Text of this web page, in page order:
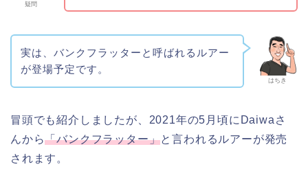
疑問
はちき
実は、バンクフラッターと呼ばれるルアー
が登場予定です。
冒頭でも紹介しましたが、2021年の5月頃にDaiwaさ
んから「バンクフラッター」と言われるルアーが発売
されます。